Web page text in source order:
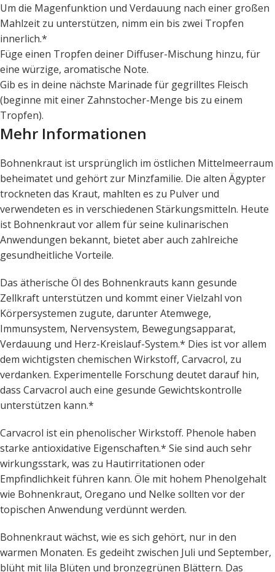
Um die Magenfunktion und Verdauung nach einer großen
Mahlzeit zu unterstützen, nimm ein bis zwei Tropfen
innerlich.*
Füge einen Tropfen deiner Diffuser-Mischung hinzu, für
eine würzige, aromatische Note.
Gib es in deine nächste Marinade für gegrilltes Fleisch
(beginne mit einer Zahnstocher-Menge bis zu einem
Tropfen).
Mehr Informationen
Bohnenkraut ist ursprünglich im östlichen Mittelmeerraum
beheimatet und gehört zur Minzfamilie. Die alten Ägypter
trockneten das Kraut, mahlten es zu Pulver und
verwendeten es in verschiedenen Stärkungsmitteln. Heute
ist Bohnenkraut vor allem für seine kulinarischen
Anwendungen bekannt, bietet aber auch zahlreiche
gesundheitliche Vorteile.
Das ätherische Öl des Bohnenkrauts kann gesunde
Zellkraft unterstützen und kommt einer Vielzahl von
Körpersystemen zugute, darunter Atemwege,
Immunsystem, Nervensystem, Bewegungsapparat,
Verdauung und Herz-Kreislauf-System.* Dies ist vor allem
dem wichtigsten chemischen Wirkstoff, Carvacrol, zu
verdanken. Experimentelle Forschung deutet darauf hin,
dass Carvacrol auch eine gesunde Gewichtskontrolle
unterstützen kann.*
Carvacrol ist ein phenolischer Wirkstoff. Phenole haben
starke antioxidative Eigenschaften.* Sie sind auch sehr
wirkungsstark, was zu Hautirritationen oder
Empfindlichkeit führen kann. Öle mit hohem Phenolgehalt
wie Bohnenkraut, Oregano und Nelke sollten vor der
topischen Anwendung verdünnt werden.
Bohnenkraut wächst, wie es sich gehört, nur in den
warmen Monaten. Es gedeiht zwischen Juli und September,
blüht mit lila Blüten und bronzegrünen Blättern. Das